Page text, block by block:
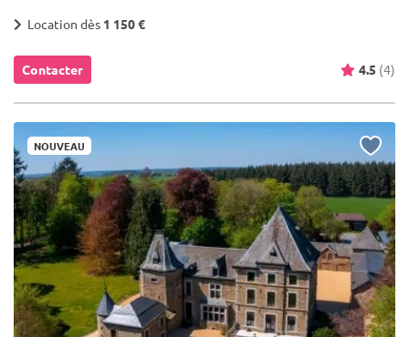
Location dès 1 150 €
Contacter 4.5 (4)
NOUVEAU